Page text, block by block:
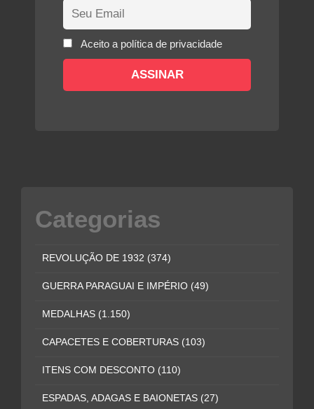
Aceito a política de privacidade
Categorias
REVOLUÇÃO DE 1932 (374)
GUERRA PARAGUAI E IMPÉRIO (49)
MEDALHAS (1.150)
CAPACETES E COBERTURAS (103)
ITENS COM DESCONTO (110)
ESPADAS, ADAGAS E BAIONETAS (27)